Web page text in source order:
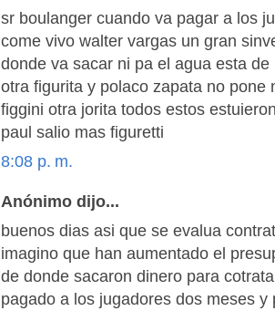
sr boulanger cuando va pagar a los
come vivo walter vargas un gran
donde va sacar ni pa el agua esta
otra figurita y polaco zapata no pone
figgini otra jorita todos estos
paul salio mas figuretti
8:08 p. m.
Anónimo dijo...
buenos dias asi que se evalua
imagino que han aumentado el
de donde sacaron dinero para
pagado a los jugadores dos meses